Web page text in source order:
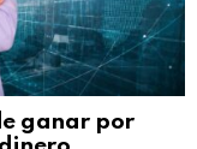
ganar por